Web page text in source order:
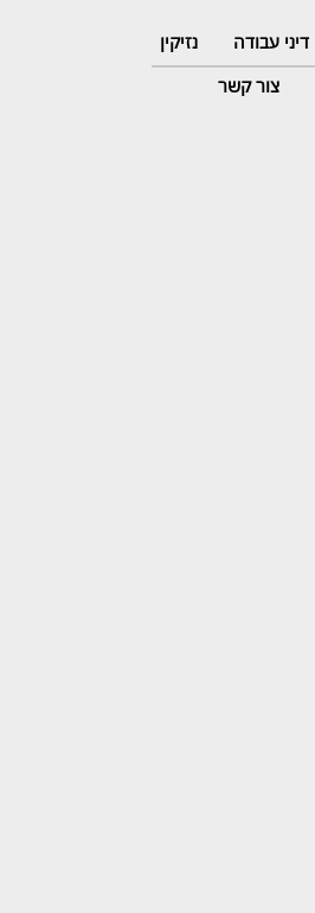
דיני עבודה
נזיקין
צור קשר